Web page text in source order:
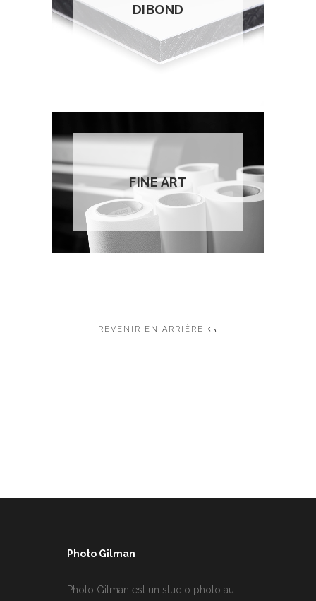
DIBOND
FINE ART
REVENIR EN ARRIÈRE
Photo Gilman
Photo Gilman est un studio photo au